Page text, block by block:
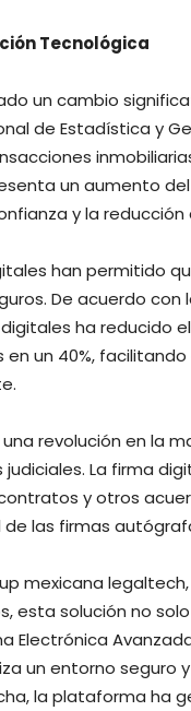
Tecnológica
un cambio
de Estadística y
un aumento
y la
han permitido
De acuerdo con
ha reducido
un 40%,
revolución en la
La firma
y otros
las firmas
mexicana
esta solución no
Electrónica
un entorno seguro
la plataforma ha